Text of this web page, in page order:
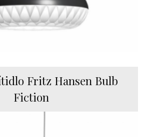
Fritz Hansen Bulb
Fiction